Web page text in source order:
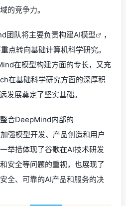
的竞争力。
团队将主要负责构建AI模型
，
点转向基础计算机科学研究。
在模型构建方面的专长，又充
在基础科学研究方面的深厚积
发展奠定了坚实基础。
合DeepMind内部的
强模型开发、产品创造和用户
举措体现了谷歌在AI技术研发
安全等问题的重视，也展现了
全、可靠的AI产品和服务的决